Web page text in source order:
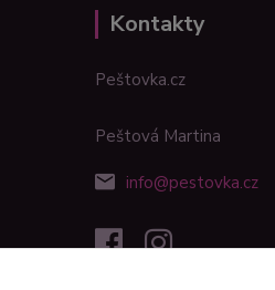
Kontakty
Peštovka.cz
Peštová Martina
info@pestovka.cz